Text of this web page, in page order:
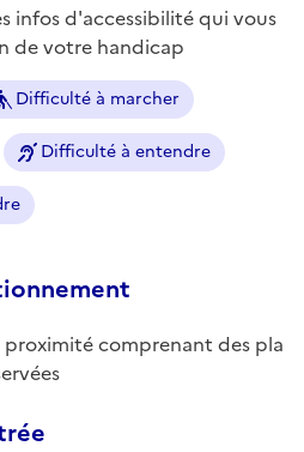
infos d'accessibilité qui vous
de votre handicap
Difficulté à marcher
Difficulté à entendre
proximité comprenant des pla